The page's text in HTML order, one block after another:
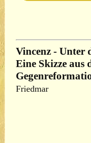
Vincenz - Unter
Eine Skizze aus
Friedmar